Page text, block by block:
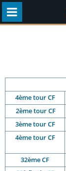
4ème tour CF
2ème tour CF
3ème tour CF
4ème tour CF
32ème CF